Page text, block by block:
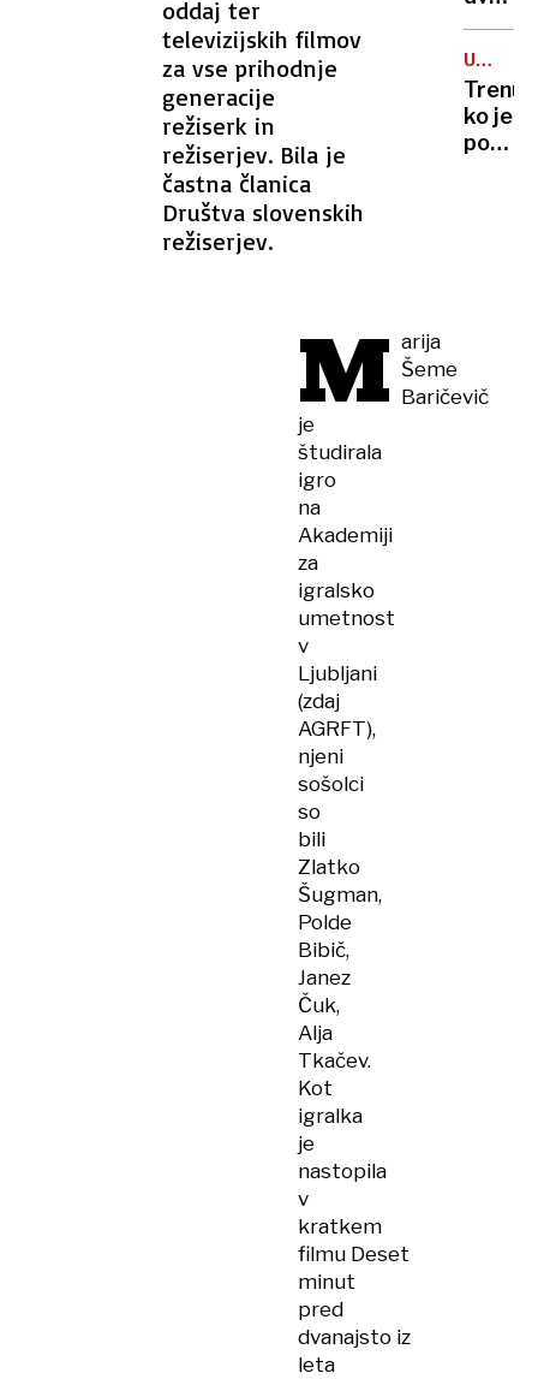
oddaj ter
televizijskih filmov
za vse prihodnje
generacije
režiserk in
režiserjev. Bila je
častna članica
Društva slovenskih
režiserjev.
M arija
Šeme
Baričevič
je
študirala
igro
na
Akademiji
za
igralsko
umetnost
v
Ljubljani
(zdaj
AGRFT),
njeni
sošolci
so
bili
Zlatko
Šugman,
Polde
Bibič,
Janez
Čuk,
Alja
Tkačev.
Kot
igralka
je
nastopila
v
kratkem
filmu Deset
minut
pred
dvanajsto iz
leta
ceste
otrok
zaradi
UBOJ
ko je